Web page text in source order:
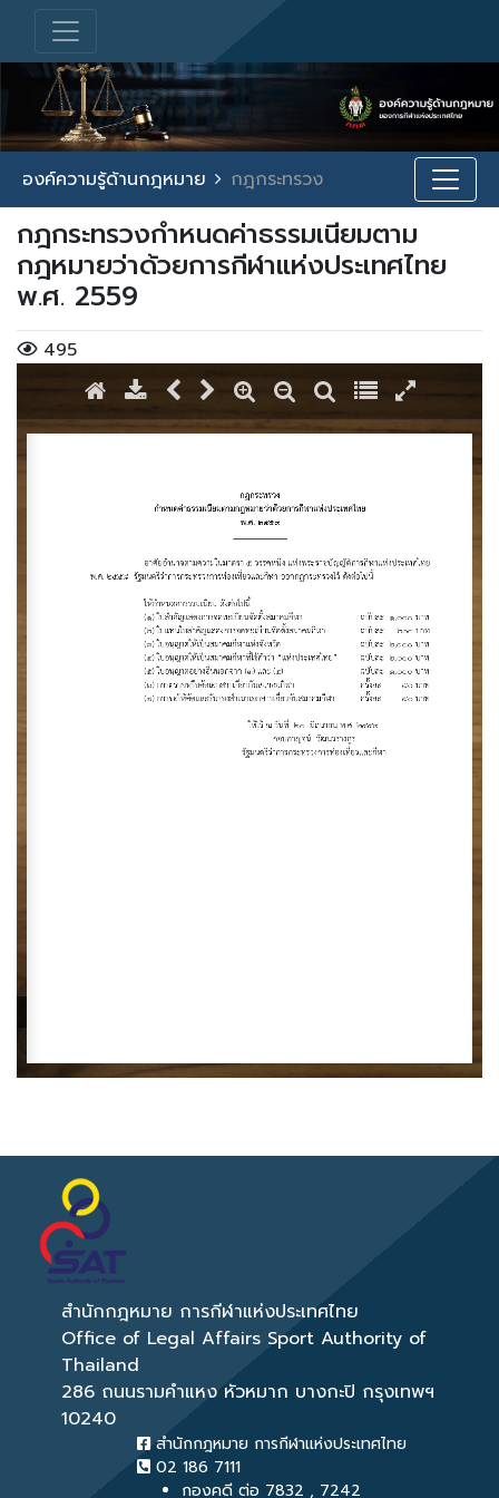
องค์ความรู้ด้านกฎหมาย กฎกระทรวง
กฎกระทรวงกำหนดค่าธรรมเนียมตาม
กฎหมายว่าด้วยการกีฬาแห่งประเทศไทย
พ.ศ. 2559
495
สำนักกฎหมาย การกีฬาแห่งประเทศไทย
Office of Legal Affairs Sport Authority of
Thailand
286 ถนนรามคำแหง หัวหมาก บางกะปิ กรุงเทพฯ
10240
สำนักกฎหมาย การกีฬาแห่งประเทศไทย
02 186 7111
กองคดี ต่อ 7832 , 7242